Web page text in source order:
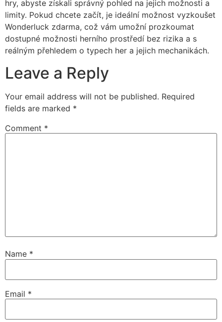
hry, abyste získali správný pohled na jejich možnosti a
limity. Pokud chcete začít, je ideální možnost vyzkoušet
Wonderluck zdarma, což vám umožní prozkoumat
dostupné možnosti herního prostředí bez rizika a s
reálným přehledem o typech her a jejich mechanikách.
Leave a Reply
Your email address will not be published. Required
fields are marked *
Comment *
Name *
Email *